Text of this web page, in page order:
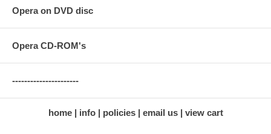
Opera on DVD disc
Opera CD-ROM's
----------------------
home info policies email us view cart